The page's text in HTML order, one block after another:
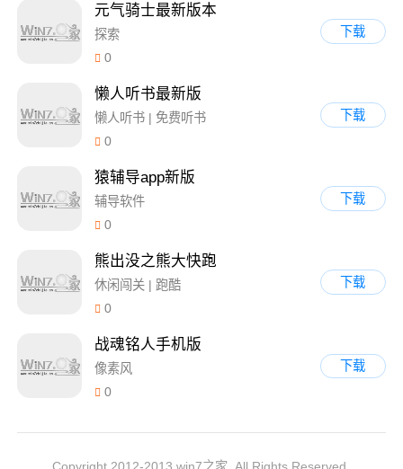
元气骑士最新版本
探索
0
下载
懒人听书最新版
懒人听书 | 免费听书
0
下载
猿辅导app新版
辅导软件
0
下载
熊出没之熊大快跑
休闲闯关 | 跑酷
0
下载
战魂铭人手机版
像素风
0
下载
Copyright 2012-2013 win7之家. All Rights Reserved.